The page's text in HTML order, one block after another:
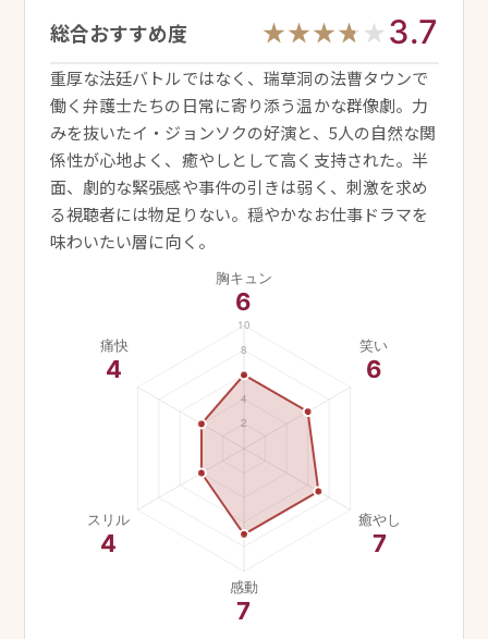
総合おすすめ度 ★★★★★
★★★★★ 3.7
重厚な法廷バトルではなく、瑞草洞の法曹タウンで
働く弁護士たちの日常に寄り添う温かな群像劇。力
みを抜いたイ・ジョンソクの好演と、5人の自然な関
係性が心地よく、癒やしとして高く支持された。半
面、劇的な緊張感や事件の引きは弱く、刺激を求め
る視聴者には物足りない。穏やかなお仕事ドラマを
味わいたい層に向く。